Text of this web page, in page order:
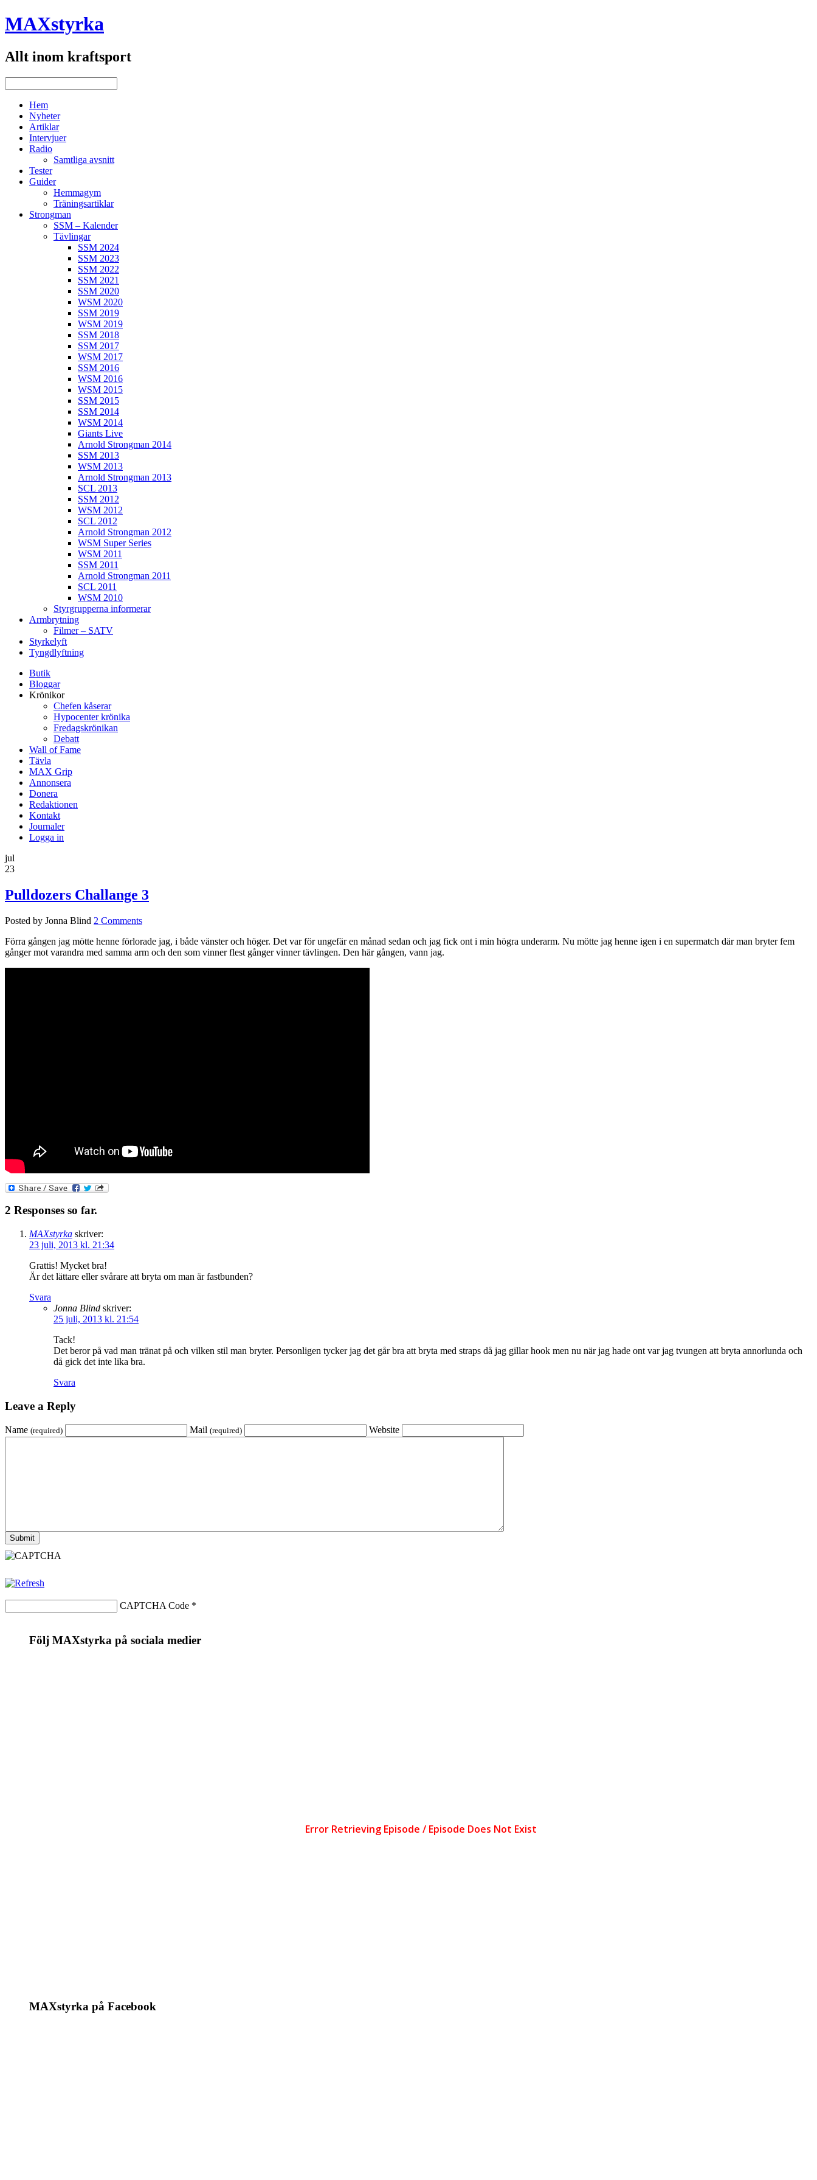
MAXstyrka
Allt inom kraftsport
Hem
Nyheter
Artiklar
Intervjuer
Radio
Samtliga avsnitt
Tester
Guider
Hemmagym
Träningsartiklar
Strongman
SSM – Kalender
Tävlingar
SSM 2024
SSM 2023
SSM 2022
SSM 2021
SSM 2020
WSM 2020
SSM 2019
WSM 2019
SSM 2018
SSM 2017
WSM 2017
SSM 2016
WSM 2016
WSM 2015
SSM 2015
SSM 2014
WSM 2014
Giants Live
Arnold Strongman 2014
SSM 2013
WSM 2013
Arnold Strongman 2013
SCL 2013
SSM 2012
WSM 2012
SCL 2012
Arnold Strongman 2012
WSM Super Series
WSM 2011
SSM 2011
Arnold Strongman 2011
SCL 2011
WSM 2010
Styrgrupperna informerar
Armbrytning
Filmer – SATV
Styrkelyft
Tyngdlyftning
Butik
Bloggar
Krönikor
Chefen kåserar
Hypocenter krönika
Fredagskrönikan
Debatt
Wall of Fame
Tävla
MAX Grip
Annonsera
Donera
Redaktionen
Kontakt
Journaler
Logga in
jul
23
Pulldozers Challange 3
Posted by Jonna Blind 2 Comments
Förra gången jag mötte henne förlorade jag, i både vänster och höger. Det var för ungefär en månad sedan och jag fick ont i min högra underarm. Nu mötte jag henne igen i en supermatch där man bryter fem
gånger mot varandra med samma arm och den som vinner flest gånger vinner tävlingen. Den här gången, vann jag.
2 Responses so far.
MAXstyrka skriver:
23 juli, 2013 kl. 21:34
Grattis! Mycket bra!
Är det lättare eller svårare att bryta om man är fastbunden?
Svara
Jonna Blind skriver:
25 juli, 2013 kl. 21:54
Tack!
Det beror på vad man tränat på och vilken stil man bryter. Personligen tycker jag det går bra att bryta med straps då jag gillar hook men nu när jag hade ont var jag tvungen att bryta annorlunda och
då gick det inte lika bra.
Svara
Leave a Reply
Name (required) Mail (required) Website
CAPTCHA Code *
Följ MAXstyrka på sociala medier
MAXstyrka på Facebook